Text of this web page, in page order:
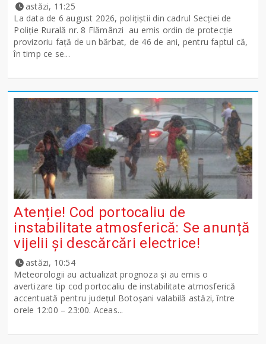
astăzi, 11:25
La data de 6 august 2026, polițiștii din cadrul Secției de
Poliție Rurală nr. 8 Flămânzi au emis ordin de protecție
provizoriu față de un bărbat, de 46 de ani, pentru faptul că,
în timp ce se...
Atenție! Cod portocaliu de
instabilitate atmosferică: Se anunță
vijelii și descărcări electrice!
astăzi, 10:54
Meteorologii au actualizat prognoza și au emis o
avertizare tip cod portocaliu de instabilitate atmosferică
accentuată pentru județul Botoșani valabilă astăzi, între
orele 12:00 – 23:00. Aceas...